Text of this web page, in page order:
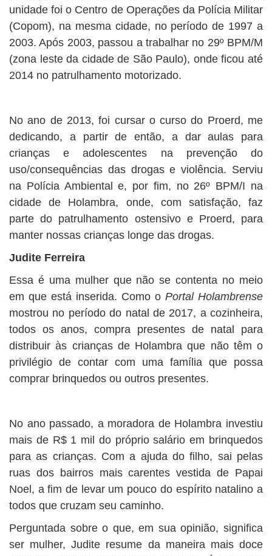
unidade foi o Centro de Operações da Polícia Militar
(Copom), na mesma cidade, no período de 1997 a
2003. Após 2003, passou a trabalhar no 29º BPM/M
(zona leste da cidade de São Paulo), onde ficou até
2014 no patrulhamento motorizado.
No ano de 2013, foi cursar o curso do Proerd, me
dedicando, a partir de então, a dar aulas para
crianças e adolescentes na prevenção do
uso/consequências das drogas e violência. Serviu
na Polícia Ambiental e, por fim, no 26º BPM/I na
cidade de Holambra, onde, com satisfação, faz
parte do patrulhamento ostensivo e Proerd, para
manter nossas crianças longe das drogas.
Judite Ferreira
Essa é uma mulher que não se contenta no meio
em que está inserida. Como o Portal Holambrense
mostrou no período do natal de 2017, a cozinheira,
todos os anos, compra presentes de natal para
distribuir às crianças de Holambra que não têm o
privilégio de contar com uma família que possa
comprar brinquedos ou outros presentes.
No ano passado, a moradora de Holambra investiu
mais de R$ 1 mil do próprio salário em brinquedos
para as crianças. Com a ajuda do filho, sai pelas
ruas dos bairros mais carentes vestida de Papai
Noel, a fim de levar um pouco do espírito natalino a
todos que cruzam seu caminho.
Perguntada sobre o que, em sua opinião, significa
ser mulher, Judite resume da maneira mais doce